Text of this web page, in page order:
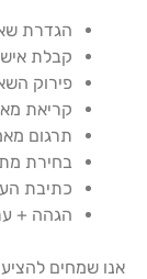
הגדרת
קבלת
פירוק
קריאת
תרגום
בחירת
כתיבת
הגהה +
אנו שמחים